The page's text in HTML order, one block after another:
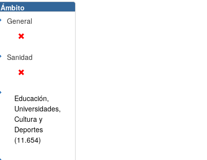
Ámbito
General
Sanidad
Educación,
Universidades,
Cultura y
Deportes
(11.654)